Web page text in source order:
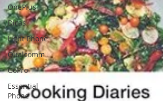
OnePlus
Dicas
Light Phone
Qualcomm
GoPro
Essential
Phone